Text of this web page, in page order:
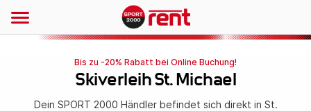
Bis zu -20% Rabatt bei Online Buchung!
Skiverleih St. Michael
Dein SPORT 2000 Händler befindet sich direkt in St.